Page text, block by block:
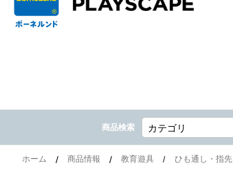
商品検索 カテゴリ
ホーム 商品情報 教育遊具 ひも通し・指先